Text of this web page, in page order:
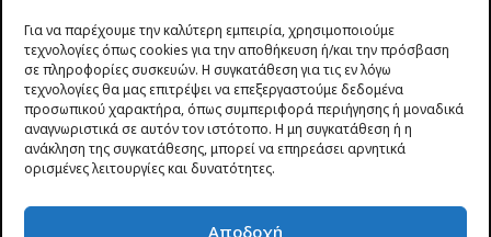
Για να παρέχουμε την καλύτερη εμπειρία, χρησιμοποιούμε
τεχνολογίες όπως cookies για την αποθήκευση ή/και την πρόσβαση
σε πληροφορίες συσκευών. Η συγκατάθεση για τις εν λόγω
τεχνολογίες θα μας επιτρέψει να επεξεργαστούμε δεδομένα
προσωπικού χαρακτήρα, όπως συμπεριφορά περιήγησης ή μοναδικά
αναγνωριστικά σε αυτόν τον ιστότοπο. Η μη συγκατάθεση ή η
ανάκληση της συγκατάθεσης, μπορεί να επηρεάσει αρνητικά
ορισμένες λειτουργίες και δυνατότητες.
Αποδοχή
Προυσιωτίσσης 27 & Δ.Σταϊκου , Αγρίνιο 30133 (έναντι γηπέδου